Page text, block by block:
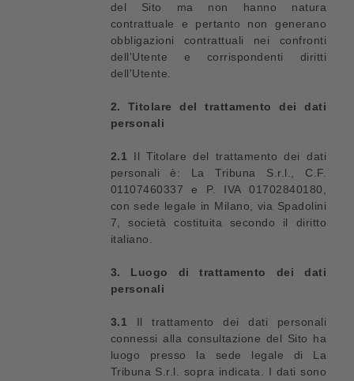
del Sito ma non hanno natura
contrattuale e pertanto non generano
obbligazioni contrattuali nei confronti
dell'Utente e corrispondenti diritti
dell'Utente.
2. Titolare del trattamento dei dati
personali
2.1 Il Titolare del trattamento dei dati
personali è: La Tribuna S.r.l., C.F.
01107460337 e P. IVA 01702840180,
con sede legale in Milano, via Spadolini
7, società costituita secondo il diritto
italiano.
3. Luogo di trattamento dei dati
personali
3.1 Il trattamento dei dati personali
connessi alla consultazione del Sito ha
luogo presso la sede legale di La
Tribuna S.r.l. sopra indicata. I dati sono